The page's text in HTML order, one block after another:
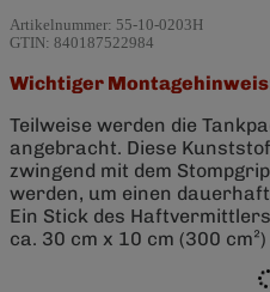
Artikelnummer: 55-10-0203H
GTIN: 840187522984
Wichtiger
Teilweise werden die
angebracht. Diese
zwingend mit dem
werden, um einen
Ein Stick des
ca. 30 cm x 10 cm (300